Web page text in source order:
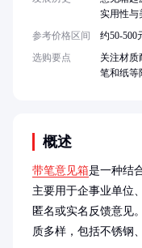
概述
带笔意见箱是一种结
主要用于企事业单位
匿名或实名反馈意见
质多样，包括不锈钢
实用性与
参考价格区间
约50-500
选购要点
关注材质
笔和纸等